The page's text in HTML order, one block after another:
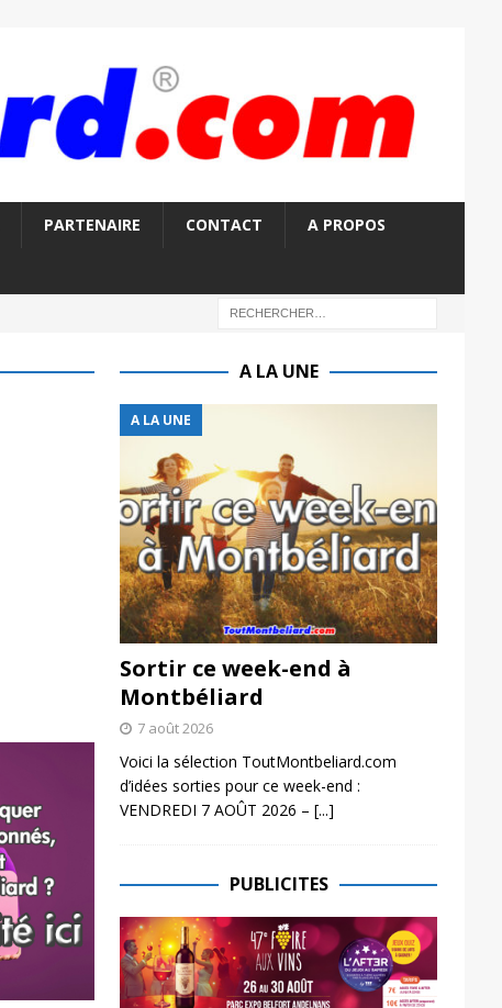
PARTENAIRE CONTACT A PROPOS
A LA UNE
A LA UNE
Sortir ce week-end à
Montbéliard
7 août 2026
Voici la sélection ToutMontbeliard.com
d’idées sorties pour ce week-end :
VENDREDI 7 AOÛT 2026 – [...]
PUBLICITES